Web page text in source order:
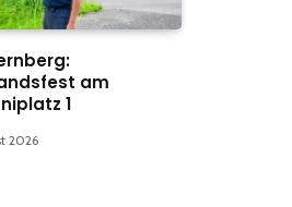
am
1
2026